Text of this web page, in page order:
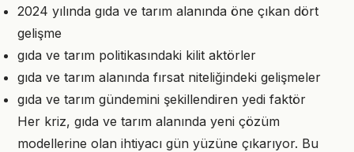
2024 yılında gıda ve tarım alanında öne çıkan dört
gelişme
gıda ve tarım politikasındaki kilit aktörler
gıda ve tarım alanında fırsat niteliğindeki gelişmeler
gıda ve tarım gündemini şekillendiren yedi faktör
Her kriz, gıda ve tarım alanında yeni çözüm
modellerine olan ihtiyacı gün yüzüne çıkarıyor. Bu